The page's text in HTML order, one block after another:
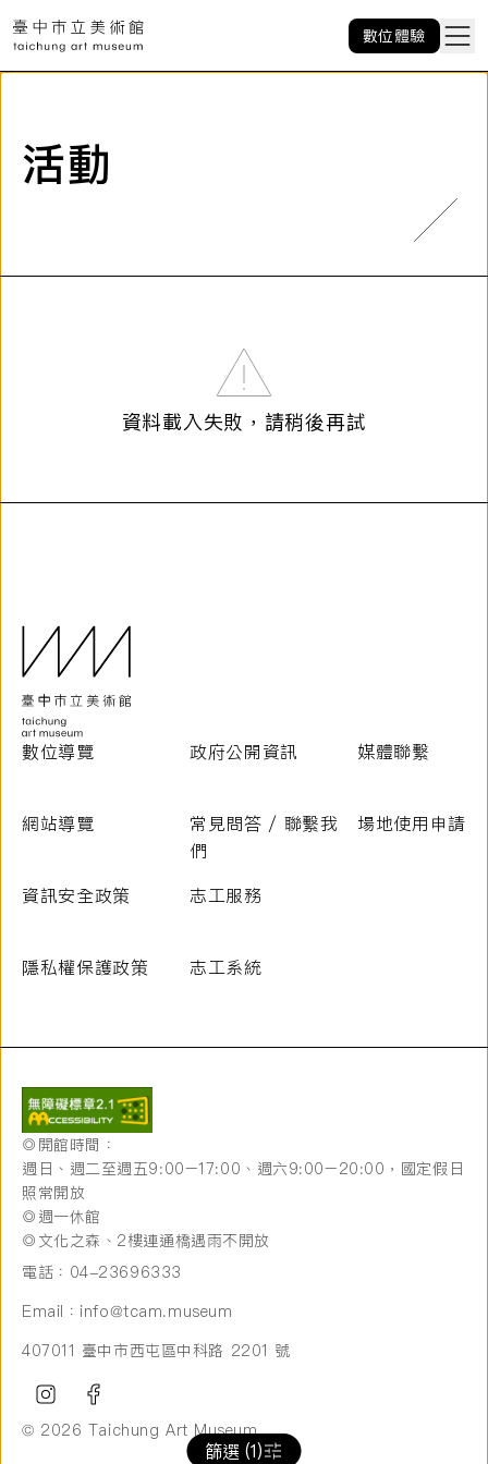
數位體驗
活動
篩選 (1)
資料載入失敗，請稍後再試
數位導覽
網站導覽
資訊安全政策
隱私權保護政策
政府公開資訊
常見問答 / 聯繫我
們
志工服務
志工系統
媒體聯繫
場地使用申請
◎開館時間：
週日、週二至週五9:00–17:00、週六9:00–20:00，國定假日
照常開放
◎週一休館
◎文化之森、2樓連通橋遇雨不開放
電話：04-23696333
Email：info@tcam.museum
407011 臺中市西屯區中科路 2201 號
© 2026 Taichung Art Museum